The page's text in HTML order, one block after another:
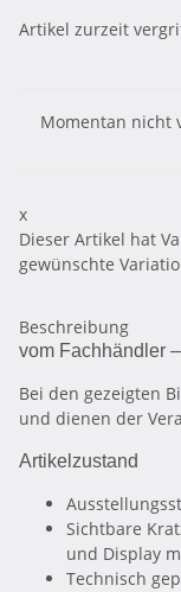
Artikel zurzeit
Momentan nicht
x
Dieser Artikel hat
gewünschte
Beschreibung
vom Fachhändler
Bei den gezeigten
und dienen der
Artikelzustand
Sichtbare
und Display
Technisch